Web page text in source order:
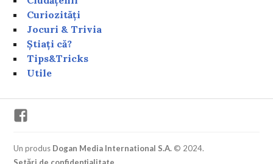
Curiozități
Jocuri & Trivia
Știați că?
Tips&Tricks
Utile
Un produs Dogan Media International S.A. © 2024.